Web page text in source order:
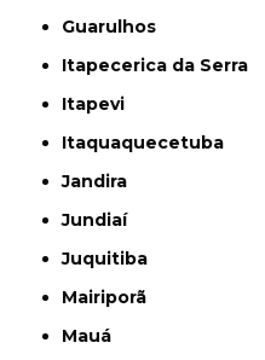
Guarulhos
Itapecerica da Serra
Itapevi
Itaquaquecetuba
Jandira
Jundiaí
Juquitiba
Mairiporã
Mauá